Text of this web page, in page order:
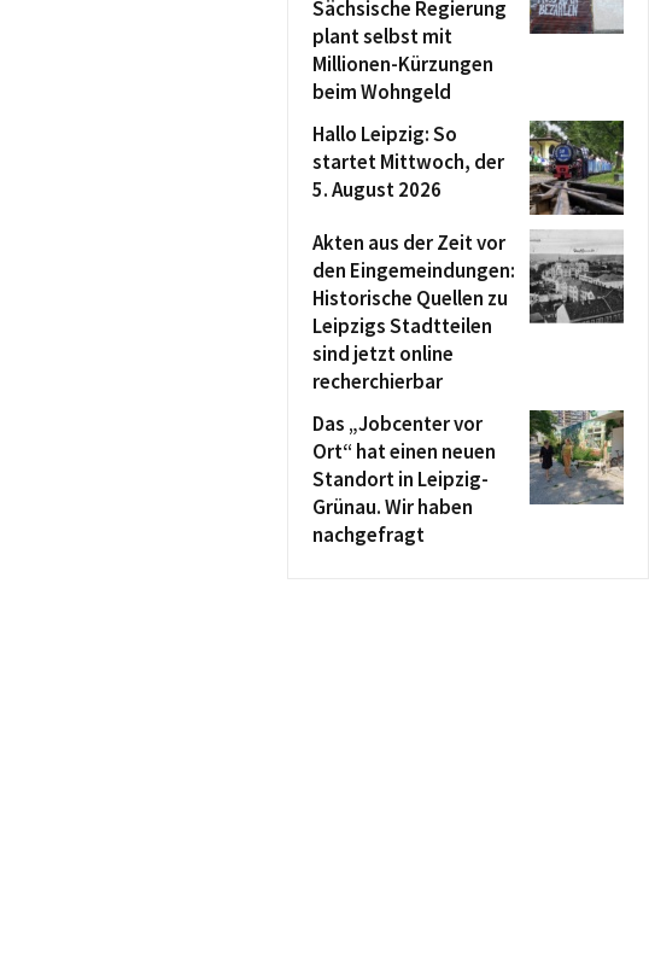
Sächsische Regierung
plant selbst mit
Millionen-Kürzungen
beim Wohngeld
Hallo Leipzig: So
startet Mittwoch, der
5. August 2026
Akten aus der Zeit vor
den Eingemeindungen:
Historische Quellen zu
Leipzigs Stadtteilen
sind jetzt online
recherchierbar
Das „Jobcenter vor
Ort“ hat einen neuen
Standort in Leipzig-
Grünau. Wir haben
nachgefragt